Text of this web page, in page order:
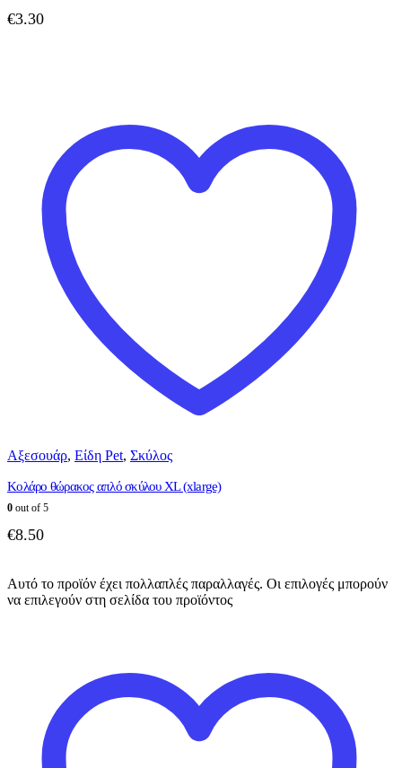
€3.30
Αξεσουάρ, Είδη Pet, Σκύλος
Κολάρο θώρακος απλό σκύλου XL (xlarge)
0 out of 5
€8.50
Αυτό το προϊόν έχει πολλαπλές παραλλαγές. Οι επιλογές μπορούν
να επιλεγούν στη σελίδα του προϊόντος